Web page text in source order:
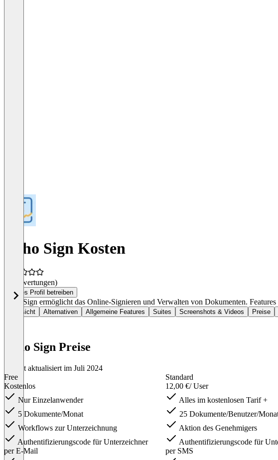
Zoho Sign Kosten
(0 Bewertungen)
Dieses Profil betreiben
Zoho Sign ermöglicht das Online-Signieren und Verwalten von Dokumenten.
Übersicht Alternativen Allgemeine Features Suites Screenshots & Videos Preise
Zoho Sign Preise
Zuletzt aktualisiert im Juli 2024
Free
Kostenlos
Nur Einzelanwender
5 Dokumente/Monat
Workflows zur Unterzeichnung
Authentifizierungscode für Unterzeichner
per E-Mail
Standard
12,00 €/ User
Alles im kostenlosen Tarif +
25 Dokumente/Benutzer/
Aktion des Genehmigers
Authentifizierungscode für
per SMS